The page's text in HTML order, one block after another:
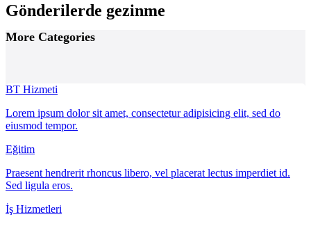
Gönderilerde gezinme
More Categories
BT Hizmeti
Lorem ipsum dolor sit amet, consectetur adipisicing elit, sed do
eiusmod tempor.
Eğitim
Praesent hendrerit rhoncus libero, vel placerat lectus imperdiet id.
Sed ligula eros.
İş Hizmetleri